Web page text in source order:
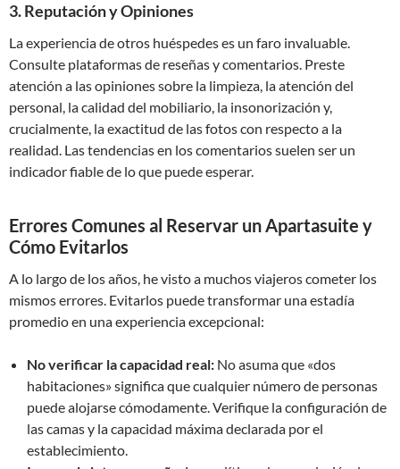
3. Reputación y Opiniones
La experiencia de otros huéspedes es un faro invaluable.
Consulte plataformas de reseñas y comentarios. Preste
atención a las opiniones sobre la limpieza, la atención del
personal, la calidad del mobiliario, la insonorización y,
crucialmente, la exactitud de las fotos con respecto a la
realidad. Las tendencias en los comentarios suelen ser un
indicador fiable de lo que puede esperar.
Errores Comunes al Reservar un Apartasuite y
Cómo Evitarlos
A lo largo de los años, he visto a muchos viajeros cometer los
mismos errores. Evitarlos puede transformar una estadía
promedio en una experiencia excepcional:
No verificar la capacidad real: No asuma que «dos
habitaciones» significa que cualquier número de personas
puede alojarse cómodamente. Verifique la configuración de
las camas y la capacidad máxima declarada por el
establecimiento.